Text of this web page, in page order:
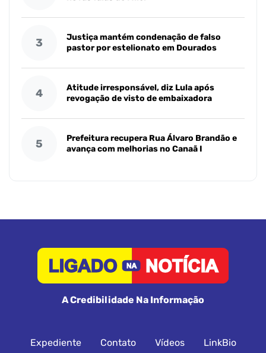
3
Justiça mantém condenação de falso
pastor por estelionato em Dourados
4
Atitude irresponsável, diz Lula após
revogação de visto de embaixadora
5
Prefeitura recupera Rua Álvaro Brandão e
avança com melhorias no Canaã I
A Credibilidade Na Informação
Expediente Contato Vídeos LinkBio